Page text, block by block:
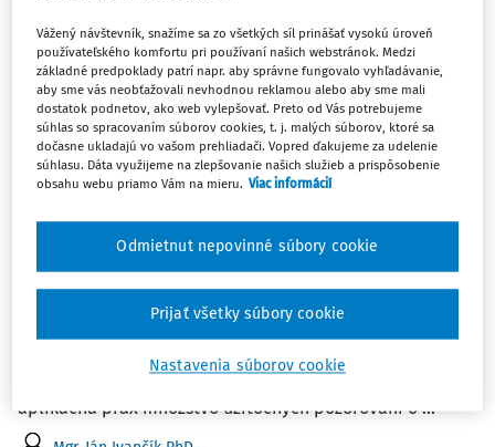
Počet vyhľadaných dokumentov:3
Zoradiť podľa:
Najnovšie
Najstaršie
ČLÁNKY
aplikáciou zákona o volebnej kampani v
kontexte volieb v rokoch 2023 a 2024
Roky 2023 a 2024 priniesli značnú kumuláciu volebných
kampaní, keď po sebe v krátkom slede nasledovali voľby
do Národnej rady SR, voľby prezidenta SR a voľby do
Európskeho parlamentu. Týmto spôsobom priniesla
aplikačná prax množstvo užitočných pozorovaní o ...
Vážený návštevník, snažíme sa zo všetkých síl prinášať vysokú úroveň
používateľského komfortu pri používaní našich webstránok. Medzi
základné predpoklady patrí napr. aby správne fungovalo vyhľadávanie,
aby sme vás neobťažovali nevhodnou reklamou alebo aby sme mali
dostatok podnetov, ako web vylepšovať. Preto od Vás potrebujeme
súhlas so spracovaním súborov cookies, t. j. malých súborov, ktoré sa
dočasne ukladajú vo vašom prehliadači. Vopred ďakujeme za udelenie
súhlasu. Dáta využijeme na zlepšovanie našich služieb a prispôsobenie
obsahu webu priamo Vám na mieru. Viac informácií
Nastavenia súborov cookie
Odmietnut nepovinné súbory cookie
Prijať všetky súbory cookie